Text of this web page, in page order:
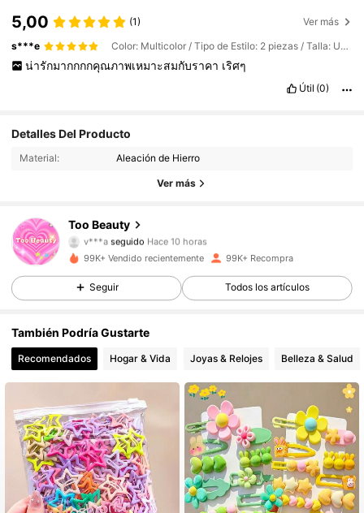
5,00 (1) Ver más
s***e Color: Multicolor / Tipo de Estilo: 2 piezas / Talla: Unitalla
น่ารักมากกกกคุณภาพเหมาะสมกับราคา เริศๆ
Útil (0)
Detalles Del Producto
Material: Aleación de Hierro
Ver más
Too Beauty
4,88 88K Seguidores
v***aseguido Hace 10 horas
4,88
88K Seguidores
88K Seguidores
4,88 88K Seguidores
4,88 88K Seguidores
4,88 88K Seguidores
4,88 88K Seguidores
99K+ Vendido recientemente 99K+ Recompra
Seguir Todos los artículos
También Podría Gustarte
Recomendados Hogar & Vida Joyas & Relojes Belleza & Salud